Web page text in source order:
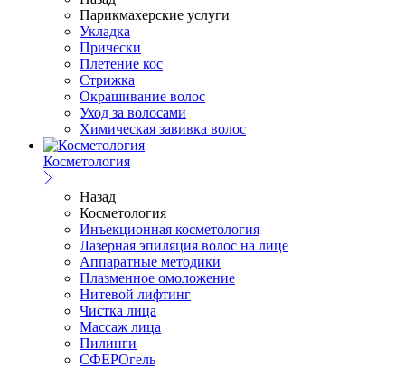
Парикмахерские услуги
Укладка
Прически
Плетение кос
Стрижка
Окрашивание волос
Уход за волосами
Химическая завивка волос
Косметология
Назад
Косметология
Инъекционная косметология
Лазерная эпиляция волос на лице
Аппаратные методики
Плазменное омоложение
Нитевой лифтинг
Чистка лица
Массаж лица
Пилинги
СФЕРОгель